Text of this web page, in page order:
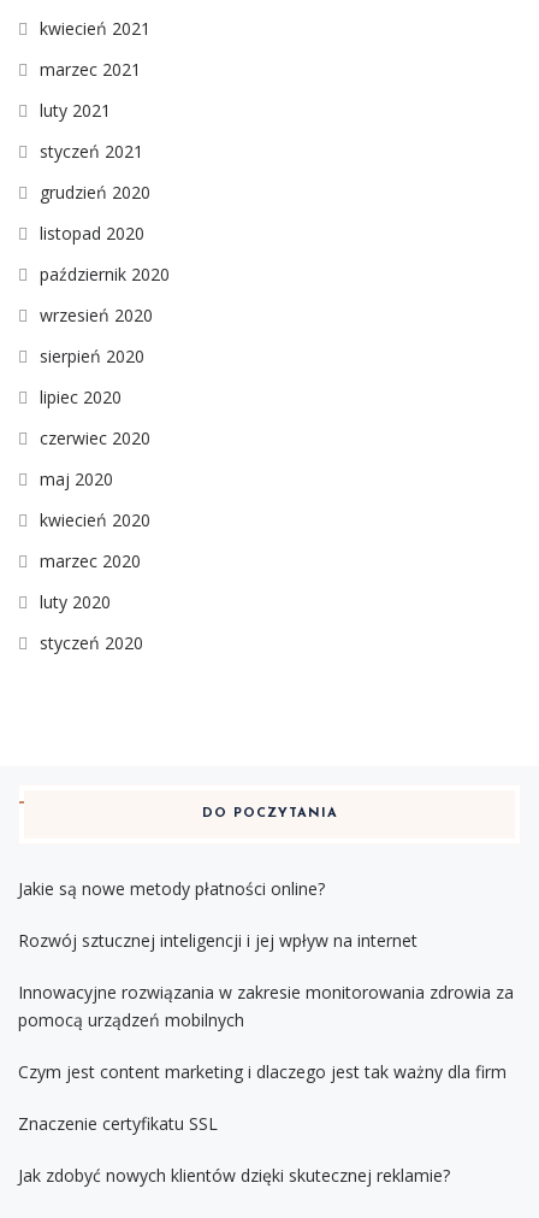
kwiecień 2021
marzec 2021
luty 2021
styczeń 2021
grudzień 2020
listopad 2020
październik 2020
wrzesień 2020
sierpień 2020
lipiec 2020
czerwiec 2020
maj 2020
kwiecień 2020
marzec 2020
luty 2020
styczeń 2020
DO POCZYTANIA
Jakie są nowe metody płatności online?
Rozwój sztucznej inteligencji i jej wpływ na internet
Innowacyjne rozwiązania w zakresie monitorowania zdrowia za
pomocą urządzeń mobilnych
Czym jest content marketing i dlaczego jest tak ważny dla firm
Znaczenie certyfikatu SSL
Jak zdobyć nowych klientów dzięki skutecznej reklamie?